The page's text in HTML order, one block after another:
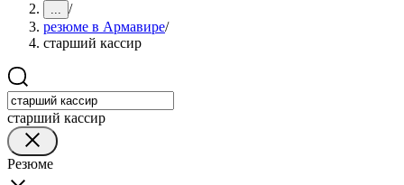
... /
резюме в Армавире/
старший кассир
старший кассир
Резюме